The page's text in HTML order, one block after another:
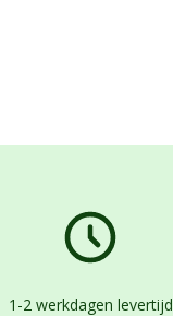
1-2 werkdagen levertijd